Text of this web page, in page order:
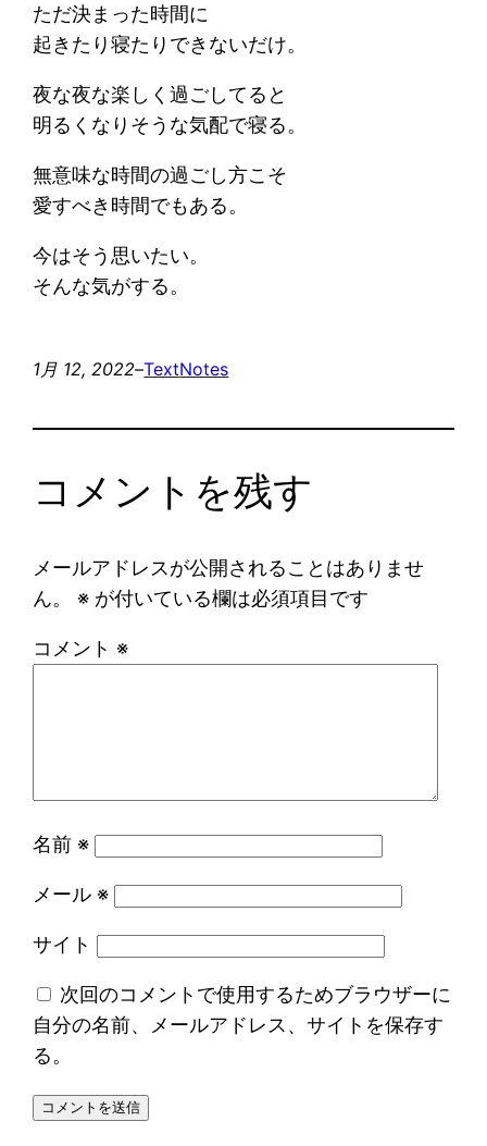
ただ決まった時間に
起きたり寝たりできないだけ。
夜な夜な楽しく過ごしてると
明るくなりそうな気配で寝る。
無意味な時間の過ごし方こそ
愛すべき時間でもある。
今はそう思いたい。
そんな気がする。
1月 12, 2022–TextNotes
コメントを残す
メールアドレスが公開されることはありませ
ん。
※ が付いている欄は必須項目です
コメント ※
名前 ※
メール ※
サイト
次回のコメントで使用するためブラウザーに
自分の名前、メールアドレス、サイトを保存す
る。